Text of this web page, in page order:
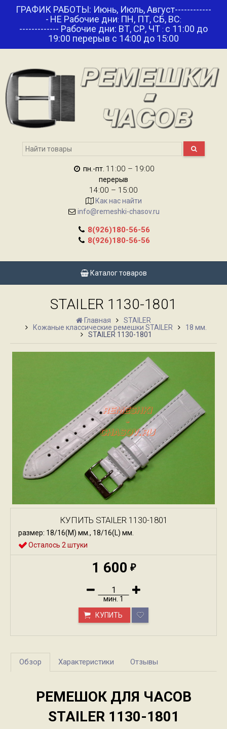
ГРАФИК РАБОТЫ: Июнь, Июль, Август------------
- НЕ Рабочие дни: ПН, ПТ, СБ, ВС:
------------- Рабочие дни: ВТ, СР, ЧТ : с 11:00 до
19:00 перерыв с 14:00 до 15:00
пн.-пт. 11:00 – 19:00
перерыв
14:00 – 15:00
Как нас найти
info@remeshki-chasov.ru
8(926)180-56-56
8(926)180-56-56
Каталог товаров
STAILER 1130-1801
Главная
STAILER
Кожаные классические ремешки STAILER
18 мм.
STAILER 1130-1801
КУПИТЬ STAILER 1130-1801
размер: 18/16(M) мм., 18/16(L) мм.
Осталось 2 штуки
1 600 ₽
мин. 1
КУПИТЬ
Обзор Характеристики Отзывы
РЕМЕШОК ДЛЯ ЧАСОВ
STAILER 1130-1801